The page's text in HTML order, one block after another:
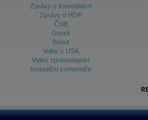
Zprávy o komoditách
Zprávy o HDP
ČNB
Grexit
Brexit
Volby v USA
Video zpravodajství
Investiční komentáře